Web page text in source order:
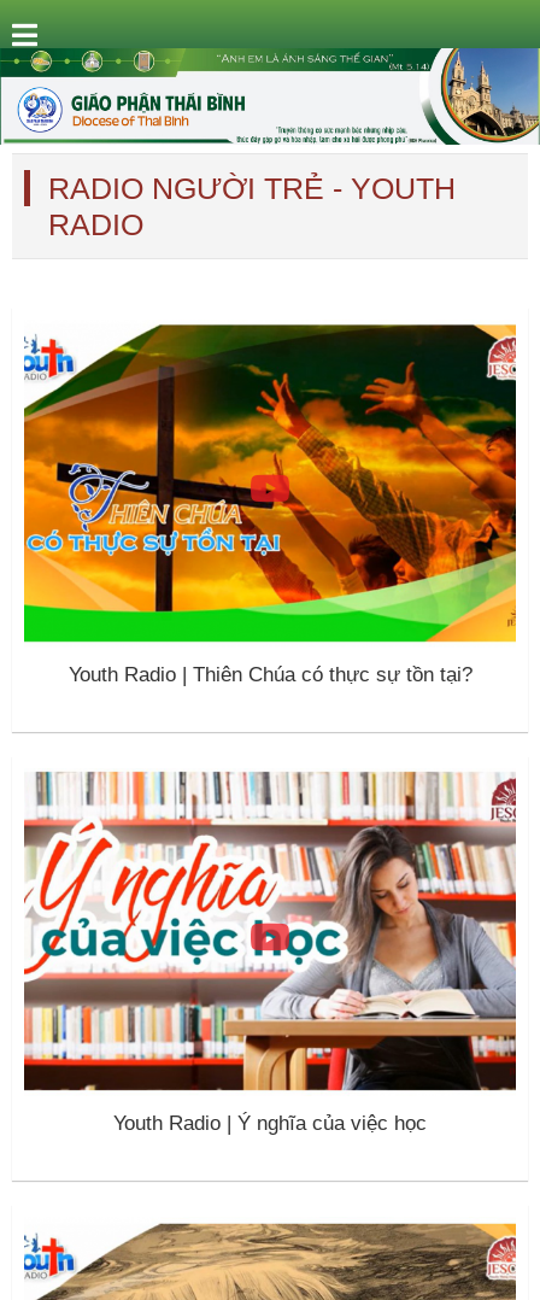
RADIO NGƯỜI TRẺ - YOUTH
RADIO
Youth Radio | Thiên Chúa có thực sự tồn tại?
Youth Radio | Ý nghĩa của việc học